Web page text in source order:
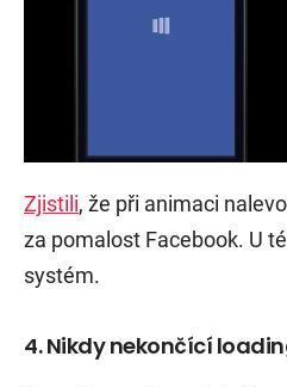
Zjistili, že při animaci
za pomalost Facebook. U
systém.
4. Nikdy nekončící